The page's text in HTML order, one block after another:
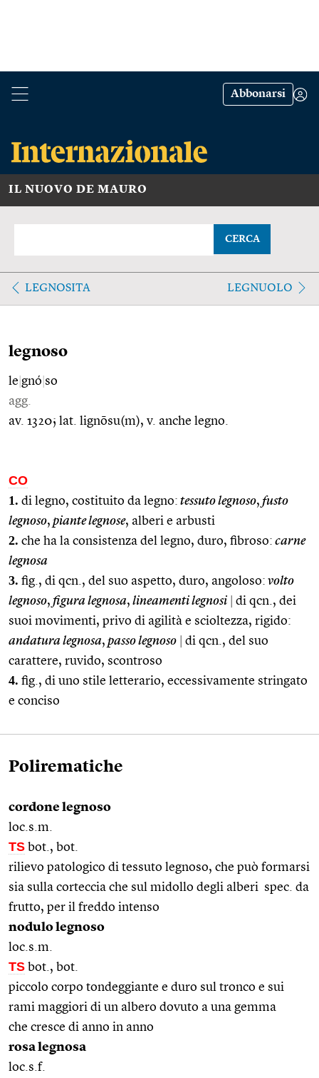
Abbonarsi
IL NUOVO DE MAURO
CERCA
LEGNOSITA LEGNUOLO
legnoso
le gnó so
agg.
av. 1320; lat. lignōsu(m), v. anche legno.
CO
1. di legno, costituito da legno: tessuto legnoso, fusto
legnoso, piante legnose, alberi e arbusti
2. che ha la consistenza del legno, duro, fibroso: carne
legnosa
3. fig., di qcn., del suo aspetto, duro, angoloso: volto
legnoso, figura legnosa, lineamenti legnosi
di qcn., dei
suoi movimenti, privo di agilità e scioltezza, rigido:
andatura legnosa, passo legnoso
di qcn., del suo
carattere, ruvido, scontroso
4. fig., di uno stile letterario, eccessivamente stringato
e conciso
Polirematiche
cordone legnoso
loc.s.m.
TS bot., bot.
rilievo patologico di tessuto legnoso, che può formarsi
sia sulla corteccia che sul midollo degli alberi spec. da
frutto, per il freddo intenso
nodulo legnoso
loc.s.m.
TS bot., bot.
piccolo corpo tondeggiante e duro sul tronco e sui
rami maggiori di un albero dovuto a una gemma
che cresce di anno in anno
rosa legnosa
loc.s.f.